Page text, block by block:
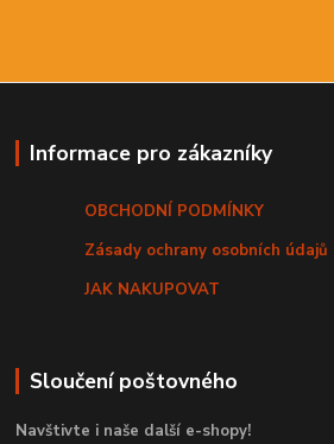
Informace pro zákazníky
OBCHODNÍ PODMÍNKY
Zásady ochrany osobních údajů
JAK NAKUPOVAT
Sloučení poštovného
Navštivte i naše další e-shopy!